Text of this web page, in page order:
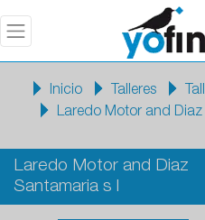
Inicio Talleres
Laredo Motor and
Laredo Motor and Diaz
Santamaria s l